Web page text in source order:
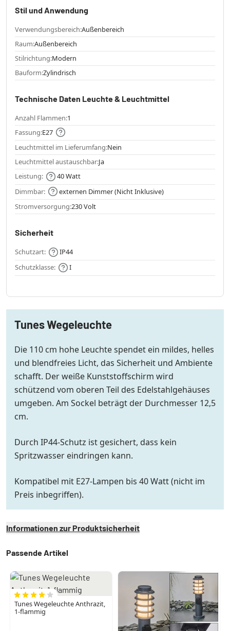
Stil und Anwendung
Verwendungsbereich:Außenbereich
Raum:Außenbereich
Stilrichtung:Modern
Bauform:Zylindrisch
Technische Daten Leuchte & Leuchtmittel
Anzahl Flammen:1
Fassung:E27
Leuchtmittel im Lieferumfang:Nein
Leuchtmittel austauschbar:Ja
Leistung:
40 Watt
Dimmbar:
externen Dimmer (Nicht Inklusive)
Stromversorgung:230 Volt
Sicherheit
Schutzart:
IP44
Schutzklasse:
I
Tunes Wegeleuchte
Die 110 cm hohe Leuchte spendet ein mildes, helles
und blendfreies Licht, das Sicherheit und Ambiente
schafft. Der weiße Kunststoffschirm wird
schützend vom oberen Teil des Edelstahlgehäuses
umgeben. Am Sockel beträgt der Durchmesser 12,5
cm.
Durch IP44-Schutz ist gesichert, dass kein
Spritzwasser eindringen kann.
Kompatibel mit E27-Lampen bis 40 Watt (nicht im
Preis inbegriffen).
Informationen zur Produktsicherheit
Passende Artikel
Tunes Wegeleuchte Anthrazit,
1-flammig